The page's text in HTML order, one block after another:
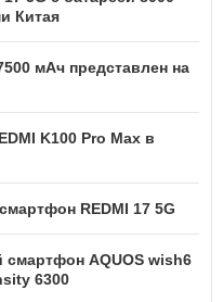
Китая
мАч представлен на
K100 Pro Max в
REDMI 17 5G
AQUOS wish6
6300